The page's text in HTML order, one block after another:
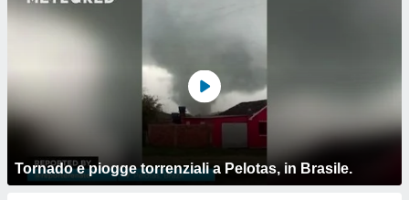
Tornado e piogge torrenziali a Pelotas, in Brasile.